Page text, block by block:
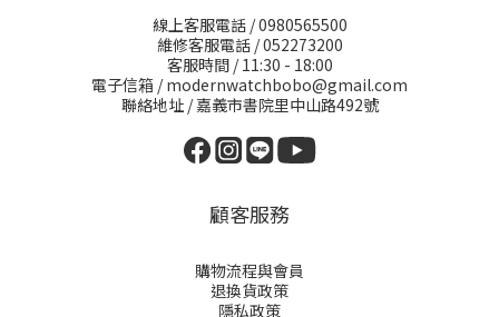
線上客服電話 / 0980565500
維修客服電話 / 052273200
客服時間 / 11:30 - 18:00
電子信箱 / modernwatchbobo@gmail.com
聯絡地址 / 嘉義市書院里中山路492號
顧客服務
購物流程與會員
退換貨政策
隱私政策